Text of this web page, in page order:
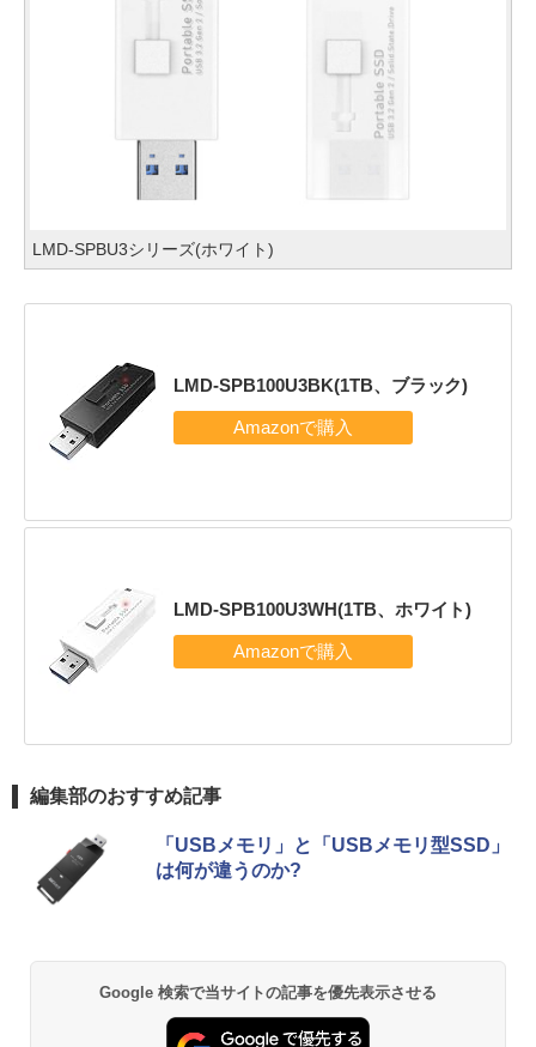
LMD-SPBU3シリーズ(ホワイト)
LMD-SPB100U3BK(1TB、ブラック)
LMD-SPB100U3WH(1TB、ホワイト)
編集部のおすすめ記事
「USBメモリ」と「USBメモリ型SSD」
は何が違うのか?
Google 検索で当サイトの記事を優先表示させる